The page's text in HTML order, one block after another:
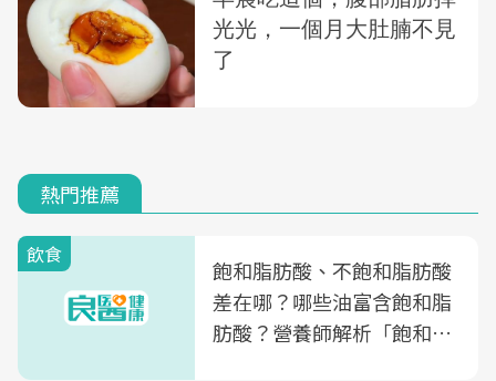
熱門推薦
飲食
飽和脂肪酸、不飽和脂肪酸
差在哪？哪些油富含飽和脂
肪酸？營養師解析「飽和脂